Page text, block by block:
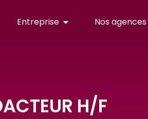
Entreprise Nos agences
H/F